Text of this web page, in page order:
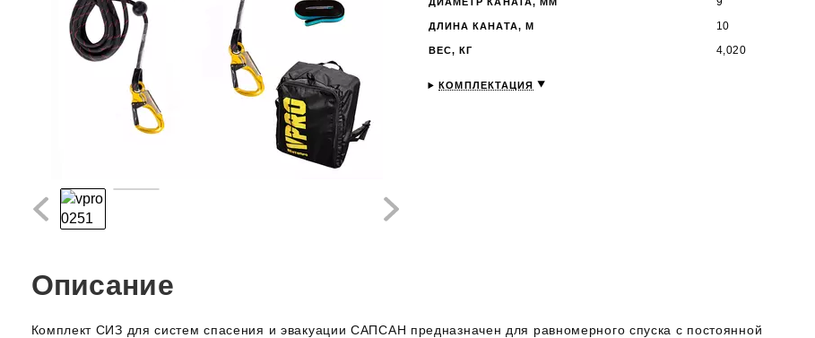
ДЛИНА КАНАТА, М 10
ВЕС, КГ 4,020
КОМПЛЕКТАЦИЯ
Описание
Комплект СИЗ для систем спасения и эвакуации САПСАН предназначен для равномерного спуска с постоянной